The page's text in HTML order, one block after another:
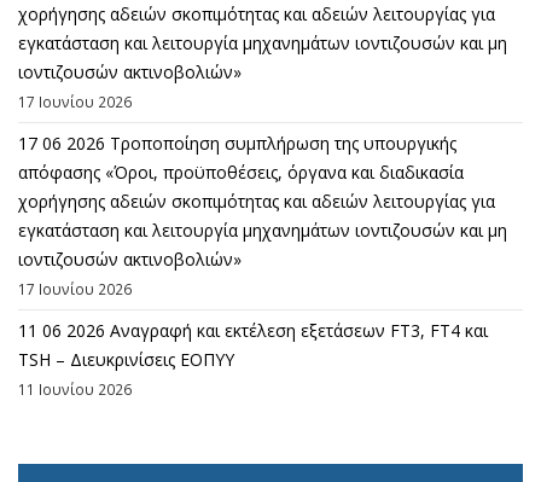
χορήγησης αδειών σκοπιμότητας και αδειών λειτουργίας για
εγκατάσταση και λειτουργία μηχανημάτων ιοντιζουσών και μη
ιοντιζουσών ακτινοβολιών»
17 Ιουνίου 2026
17 06 2026 Τροποποίηση συμπλήρωση της υπουργικής
απόφασης «Όροι, προϋποθέσεις, όργανα και διαδικασία
χορήγησης αδειών σκοπιμότητας και αδειών λειτουργίας για
εγκατάσταση και λειτουργία μηχανημάτων ιοντιζουσών και μη
ιοντιζουσών ακτινοβολιών»
17 Ιουνίου 2026
11 06 2026 Αναγραφή και εκτέλεση εξετάσεων FT3, FT4 και
TSH – Διευκρινίσεις ΕΟΠΥΥ
11 Ιουνίου 2026